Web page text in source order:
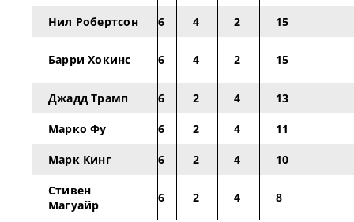
Нил Робертсон 6 4 2 15
Барри Хокинс 6 4 2 15
Джадд Трамп 6 2 4 13
Марко Фу 6 2 4 11
Марк Кинг 6 2 4 10
Стивен
Магуайр
6 2 4 8